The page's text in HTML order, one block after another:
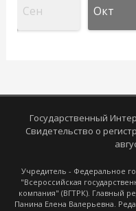
Сен Окт
Государственный
Свидетельство о
Учредитель - Федеральное
"Всероссийская
компания" (ВГТРК). Главный
Панина Елена Валерьевна.